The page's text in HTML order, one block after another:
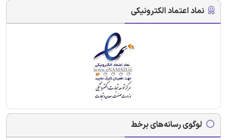
نماد اعتماد الکترونیکی
لوگوی رسانه‌های برخط